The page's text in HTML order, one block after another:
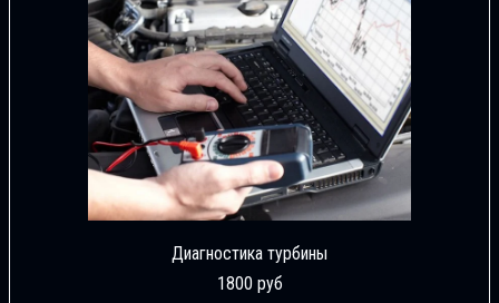
Диагностика турбины
1800 руб